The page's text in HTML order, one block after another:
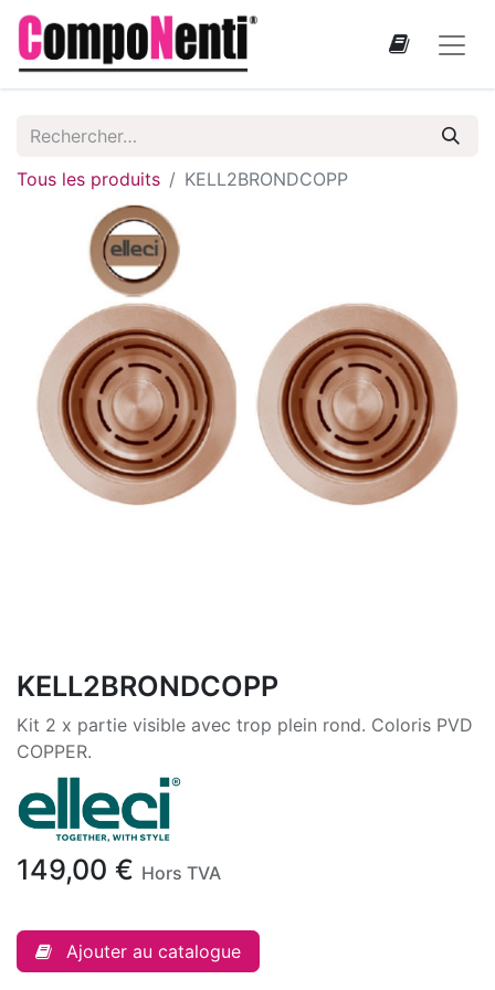
Tous les produits KELL2BRONDCOPP
KELL2BRONDCOPP
Kit 2 x partie visible avec trop plein rond. Coloris PVD
COPPER.
149,00 € Hors TVA
Ajouter au catalogue